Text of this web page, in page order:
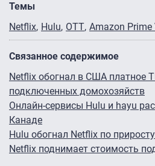
Темы
Netflix Hulu OTT Amazon Prime
Связанное содержимое
Netflix обогнал в США платное
подключенных домохозяйств
Онлайн-сервисы Hulu и hayu
Канаде
Hulu обогнал Netflix по
Netflix поднимает стоимость